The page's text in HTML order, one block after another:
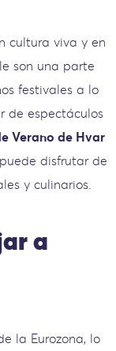
cultura viva y en
son una parte
festivales a lo
de espectáculos
Verano de Hvar
disfrutar de
y culinarios.
a
la Eurozona, lo